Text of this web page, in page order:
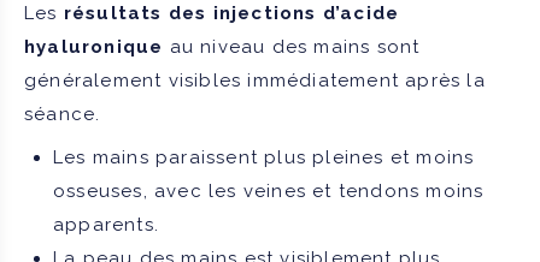
Les résultats des injections d’acide
hyaluronique au niveau des mains sont
généralement visibles immédiatement après la
séance.
Les mains paraissent plus pleines et moins
osseuses, avec les veines et tendons moins
apparents.